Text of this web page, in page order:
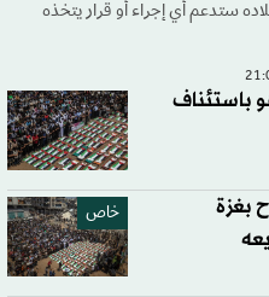
ستدعم أي إجراء أو قرار يتخذه
باستئناف
خاص
بغزة